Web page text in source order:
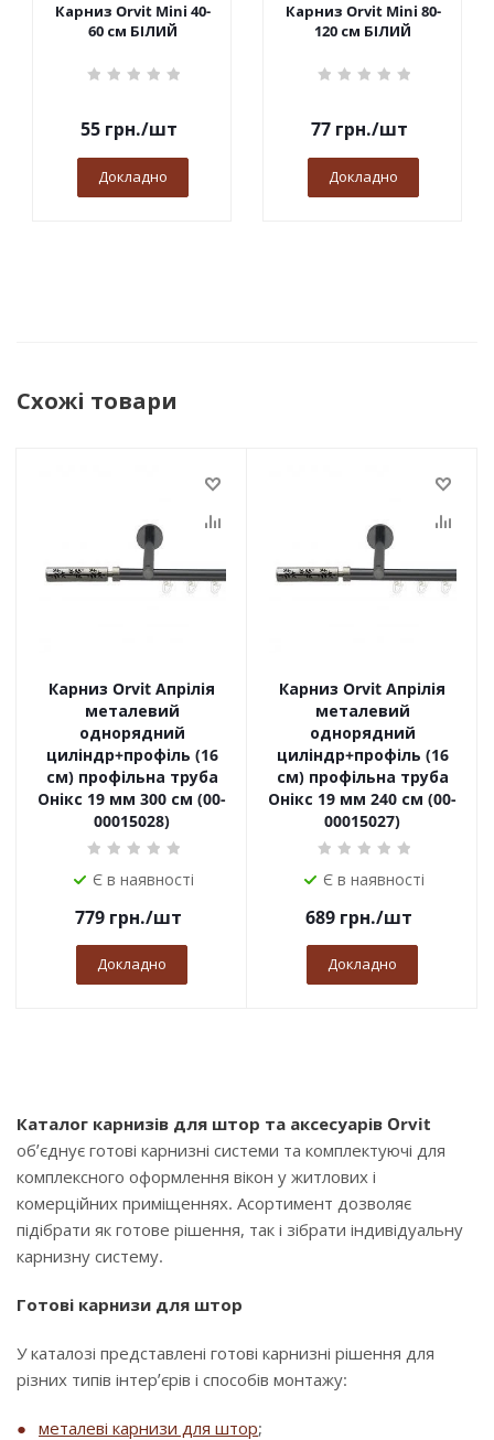
Карниз Orvit Mini 40-
60 см БІЛИЙ
55грн./шт
Докладно
Карниз Orvit Mini 80-
120 см БІЛИЙ
77грн./шт
Докладно
Схожі товари
Карниз Orvit Апрілія
металевий
однорядний
циліндр+профіль (16
см) профільна труба
Онікс 19 мм 300 см (00-
00015028)
Є в наявності
779грн./шт
Докладно
Карниз Orvit Апрілія
металевий
однорядний
циліндр+профіль (16
см) профільна труба
Онікс 19 мм 240 см (00-
00015027)
Є в наявності
689грн./шт
Докладно
Каталог карнизів для штор та аксесуарів Orvit
об’єднує готові карнизні системи та комплектуючі для
комплексного оформлення вікон у житлових і
комерційних приміщеннях. Асортимент дозволяє
підібрати як готове рішення, так і зібрати індивідуальну
карнизну систему.
Готові карнизи для штор
У каталозі представлені готові карнизні рішення для
різних типів інтер’єрів і способів монтажу:
металеві карнизи для штор;